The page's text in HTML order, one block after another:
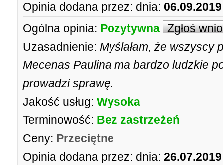
Opinia dodana przez: dnia:
Ogólna opinia: Pozytywna Zgłoś
Uzasadnienie: Myślałam, że wszyscy
Mecenas Paulina ma bardzo ludzkie
prowadzi sprawę.
Jakość usług: Wysoka
Terminowość: Bez zastrzeżeń
Ceny: Przeciętne
Opinia dodana przez: dnia: